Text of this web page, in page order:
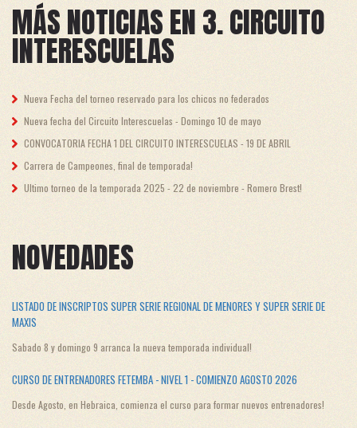
MÁS NOTICIAS EN 3. CIRCUITO
INTERESCUELAS
Nueva Fecha del torneo reservado para los chicos no federados
Nueva fecha del Circuito Interescuelas - Domingo 10 de mayo
CONVOCATORIA FECHA 1 DEL CIRCUITO INTERESCUELAS - 19 DE ABRIL
Carrera de Campeones, final de temporada!
Ultimo torneo de la temporada 2025 - 22 de noviembre - Romero Brest!
NOVEDADES
LISTADO DE INSCRIPTOS SUPER SERIE REGIONAL DE MENORES Y SUPER SERIE DE
MAXIS
Sabado 8 y domingo 9 arranca la nueva temporada individual!
CURSO DE ENTRENADORES FETEMBA - NIVEL 1 - COMIENZO AGOSTO 2026
Desde Agosto, en Hebraica, comienza el curso para formar nuevos entrenadores!